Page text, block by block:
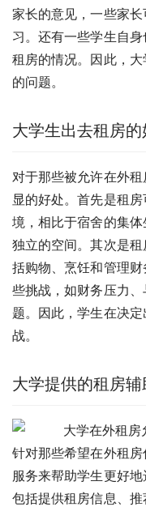
家长的意见，一些家
习。还有一些学生自
租房的情况。因此，
的问题。
大学生出去租房
对于那些被允许在外
显的好处。首先是租
境，相比于宿舍的集
独立的空间。其次是
括购物、烹饪和管理
些挑战，如财务压力
题。因此，学生在决
战。
大学提供的租房辅
针对那些希望在外租
服务来帮助学生更好
包括提供租房信息、